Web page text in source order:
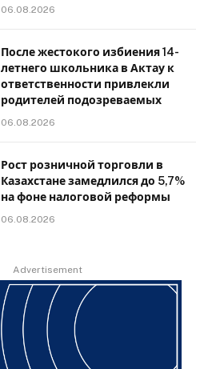
06.08.2026
После жестокого избиения 14-
летнего школьника в Актау к
ответственности привлекли
родителей подозреваемых
06.08.2026
Рост розничной торговли в
Казахстане замедлился до 5,7%
на фоне налоговой реформы
06.08.2026
Advertisement